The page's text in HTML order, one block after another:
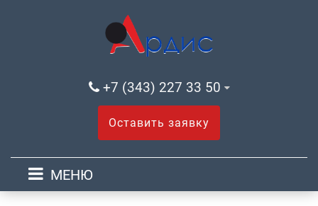
+7 (343) 227 33 50
Оставить заявку
МЕНЮ